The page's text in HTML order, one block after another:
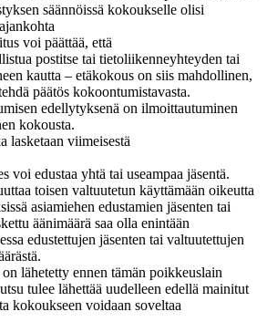
säännöissä kokoukselle olisi
voi päättää, että
postitse tai tietoliikenneyhteyden tai
kautta – etäkokous on siis mahdollinen,
päätös kokoontumistavasta.
edellytyksenä on ilmoittautuminen
kokousta.
lasketaan viimeisestä
voi edustaa yhtä tai useampaa jäsentä.
toisen valtuutetun käyttämään oikeutta
asiamiehen edustamien jäsenten tai
äänimäärä saa olla enintään
edustettujen jäsenten tai valtuutettujen
ennen tämän poikkeuslain
tulee lähettää uudelleen edellä mainitut
kokoukseen voidaan soveltaa